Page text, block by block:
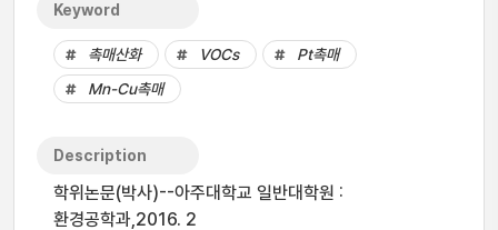
Keyword
촉매산화 VOCs
Pt촉매
Mn-Cu촉매
Description
학위논문(박사)--아주대학교 일반대학원 :
환경공학과,2016. 2